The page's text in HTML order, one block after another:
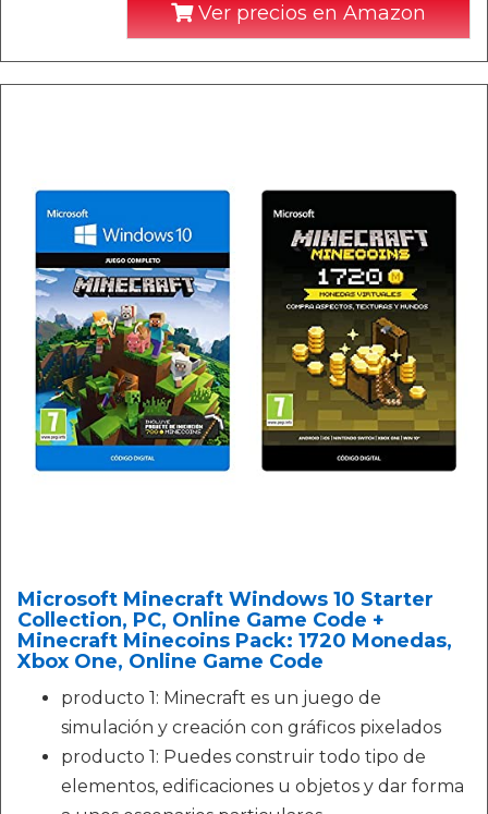
Ver precios en Amazon
Microsoft Minecraft Windows 10 Starter
Collection, PC, Online Game Code +
Minecraft Minecoins Pack: 1720 Monedas,
Xbox One, Online Game Code
producto 1: Minecraft es un juego de
simulación y creación con gráficos pixelados
producto 1: Puedes construir todo tipo de
elementos, edificaciones u objetos y dar forma